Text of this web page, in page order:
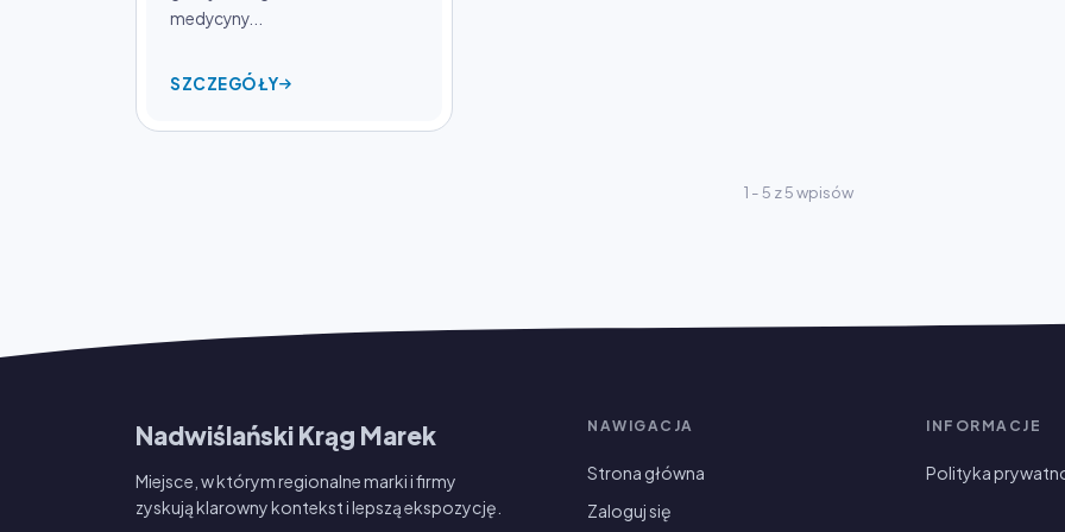
medycyny...
SZCZEGÓŁY
1 - 5 z 5 wpisów
Nadwiślański Krąg Marek
Miejsce, w którym regionalne marki i firmy
zyskują klarowny kontekst i lepszą ekspozycję.
NAWIGACJA
Strona główna
Zaloguj się
INFORMACJE
Polityka